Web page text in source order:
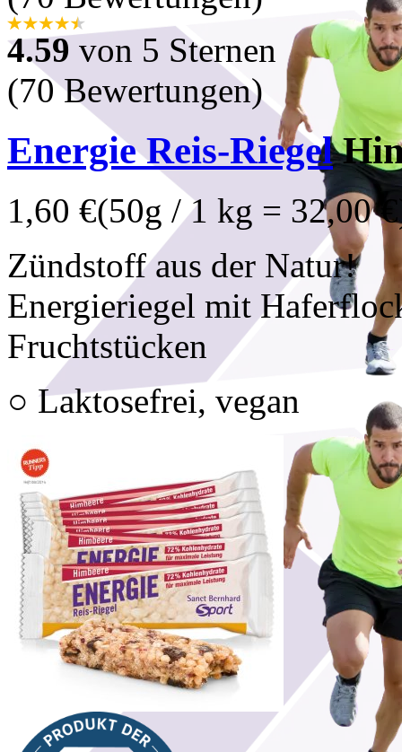
4.59 von 5 Sternen
(70 Bewertungen)
Energie Reis-Riegel
1,60 €(50g / 1 kg = 32,00
Zündstoff aus der Natur!
Energieriegel mit
Fruchtstücken
○ Laktosefrei, vegan